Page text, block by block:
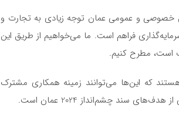
خصوصی و عمومی عمان توجه زیادی به تجارت و
فراهم است. ما می‌خواهیم از طریق این
است، مطرح کنیم.
که این‌ها می‌توانند زمینه همکاری مشترک
سند چشم‌انداز 2024 عمان است.